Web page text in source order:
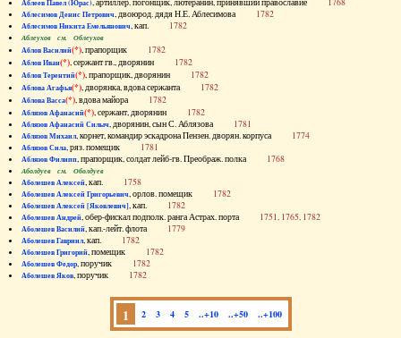
Аблеев Павел (Юрас), артиллер. погонщик, лютеранин, принявший православие 1768
Аблесимов Денис Петрович, двоюрод. дядя Н.Е. Аблесимова 1782
Аблесимов Никита Емельянович, кап. 1782
Аблеухов см. Облеухов
Аблов Василий(*), прапорщик 1782
Аблов Иван(*), сержант гв., дворянин 1782
Аблов Терентий(*), прапорщик, дворянин 1782
Аблова Агафья(*), дворянка, вдова сержанта 1782
Аблова Васса(*), вдова майора 1782
Аблязов Афанасий(*), сержант, дворянин 1782
Аблязов Афанасий Силыч, дворянин, сын С. Аблязова 1781
Аблязов Михаил, корнет, командир эскадрона Пензен. дворян. корпуса 1774
Аблязов Сила, ряз. помещик 1781
Аблязов Филипп, прапорщик, солдат лейб-гв. Преображ. полка 1768
Аболдуев см. Оболдуев
Аболешев Алексей, кап. 1758
Аболешев Алексей Григорьевич, орлов. помещик 1782
Аболешев Алексей [Яковлевич], кап. 1782
Аболешев Андрей, обер-фискал подполк. ранга Астрах. порта 1751, 1765, 1782
Аболешев Василий, кап.-лейт. флота 1779
Аболешев Гавриил, кап. 1782
Аболешев Григорий, помещик 1782
Аболешев Федор, поручик 1782
Аболешев Яков, поручик 1782
1 2 3 4 5 ..+10 ..+50 ..+100